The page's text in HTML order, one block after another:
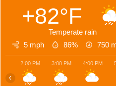
+82°F
Temperate rain
5 mph
86% 750
2:00 PM 3:00 PM 4:00 PM
‹